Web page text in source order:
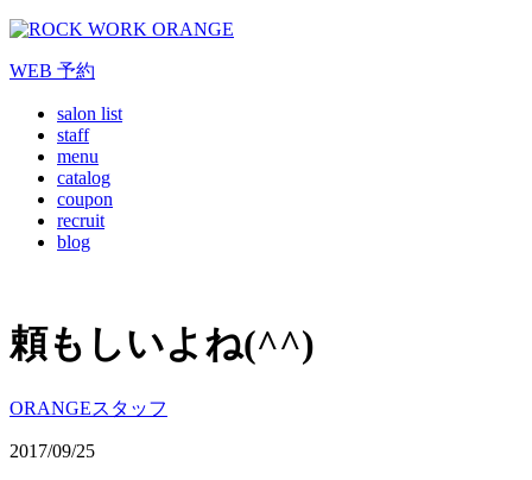
WEB 予約
salon list
staff
menu
catalog
coupon
recruit
blog
頼もしいよね(^^)
ORANGEスタッフ
2017/09/25